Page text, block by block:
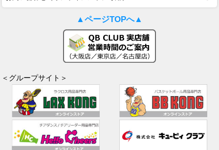
▲ページTOPへ▲
＜グループサイト＞